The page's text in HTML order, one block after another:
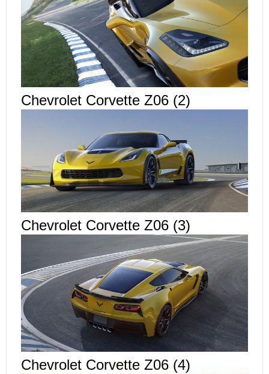
Chevrolet Corvette Z06 (2)
Chevrolet Corvette Z06 (3)
Chevrolet Corvette Z06 (4)